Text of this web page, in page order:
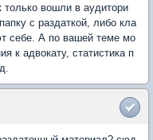
вошли в аудитори
с раздаткой, либо кла
себе. А по вашей теме мо
к адвокату, статистика п